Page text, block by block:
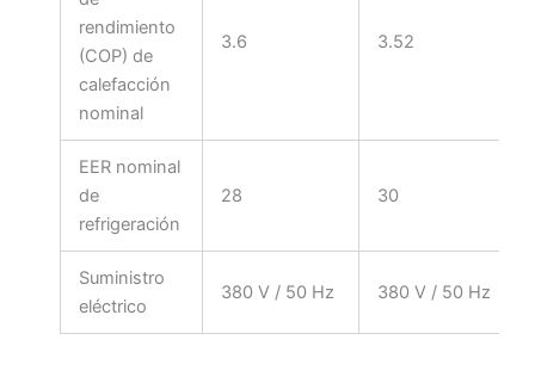
rendimiento
(COP) de
calefacción
nominal
3.6 3.52
EER nominal
de
refrigeración
28 30
Suministro
eléctrico
380 V / 50 Hz 380 V / 50 Hz